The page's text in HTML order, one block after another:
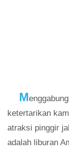
M
ketertarikan
atraksi pinggir
adalah liburan